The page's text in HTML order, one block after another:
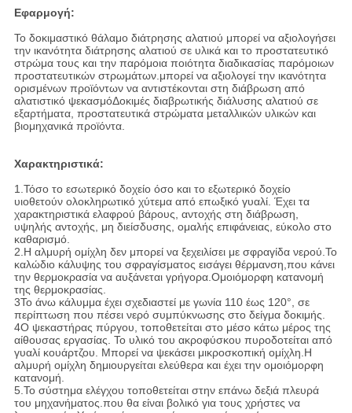
Εφαρμογή:
Το δοκιμαστικό θάλαμο διάτρησης αλατιού μπορεί να αξιολογήσει
την ικανότητα διάτρησης αλατιού σε υλικά και το προστατευτικό
στρώμα τους και την παρόμοια ποιότητα διαδικασίας παρόμοιων
προστατευτικών στρωμάτων.μπορεί να αξιολογεί την ικανότητα
ορισμένων προϊόντων να αντιστέκονται στη διάβρωση από
αλατιστικό ψεκασμόΔοκιμές διαβρωτικής διάλυσης αλατιού σε
εξαρτήματα, προστατευτικά στρώματα μεταλλικών υλικών και
βιομηχανικά προϊόντα.
Χαρακτηριστικά:
1.Τόσο το εσωτερικό δοχείο όσο και το εξωτερικό δοχείο
υιοθετούν ολοκληρωτικό χύτεμα από επωξικό γυαλί. Έχει τα
χαρακτηριστικά ελαφρού βάρους, αντοχής στη διάβρωση,
υψηλής αντοχής, μη διείσδυσης, ομαλής επιφάνειας, εύκολο στο
καθαρισμό.
2.Η αλμυρή ομίχλη δεν μπορεί να ξεχειλίσει με σφραγίδα νερού.Το
καλώδιο κάλυψης του σφραγίσματος εισάγει θέρμανση,που κάνει
την θερμοκρασία να αυξάνεται γρήγορα.Ομοιόμορφη κατανομή
της θερμοκρασίας.
3Το άνω κάλυμμα έχει σχεδιαστεί με γωνία 110 έως 120°, σε
περίπτωση που πέσει νερό συμπύκνωσης στο δείγμα δοκιμής.
4Ο ψεκαστήρας πύργου, τοποθετείται στο μέσο κάτω μέρος της
αίθουσας εργασίας. Το υλικό του ακροφύσκου πυροδοτείται από
γυαλί κουάρτζου. Μπορεί να ψεκάσει μικροσκοπική ομίχλη.Η
αλμυρή ομίχλη δημιουργείται ελεύθερα και έχει την ομοιόμορφη
κατανομή.
5.Το σύστημα ελέγχου τοποθετείται στην επάνω δεξιά πλευρά
του μηχανήματος.που θα είναι βολικό για τους χρήστες να